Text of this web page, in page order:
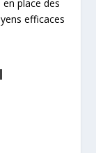
place des
efficaces